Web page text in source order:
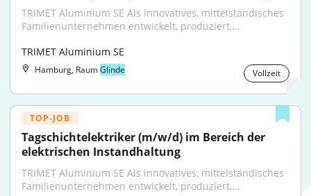
TRIMET Aluminium SE Als innovatives, mittelständisches
Familienunternehmen entwickelt, produziert,...
TRIMET Aluminium SE
Hamburg, RaumGlinde Vollzeit
TOP-JOB
Tagschichtelektriker (m/w/d) im Bereich der
elektrischen Instandhaltung
TRIMET Aluminium SE Als innovatives, mittelständisches
Familienunternehmen entwickelt, produziert,...